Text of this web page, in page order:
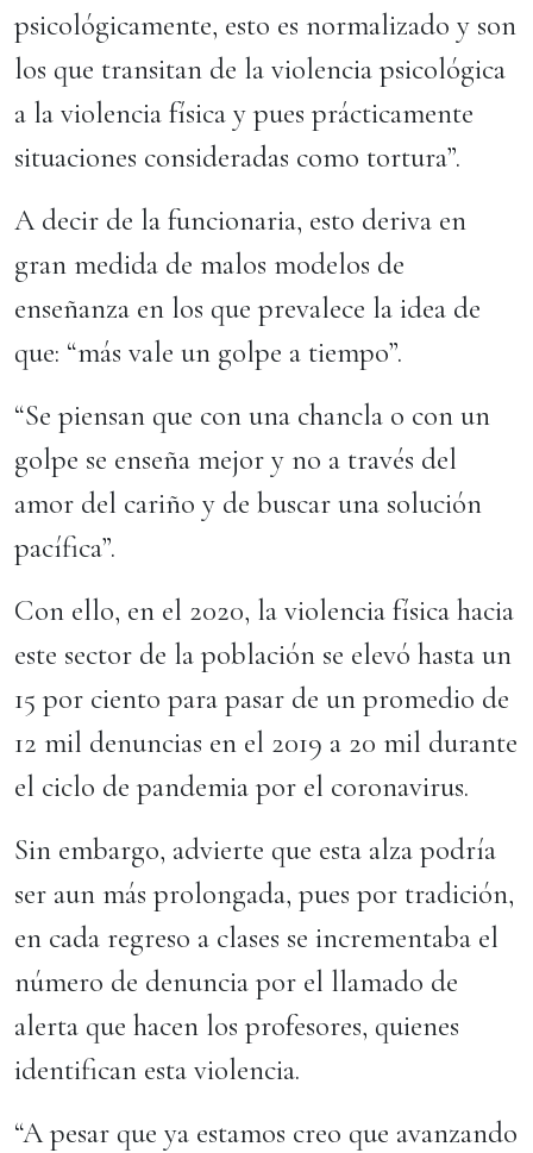
psicológicamente, esto es normalizado y son
los que transitan de la violencia psicológica
a la violencia física y pues prácticamente
situaciones consideradas como tortura”.
A decir de la funcionaria, esto deriva en
gran medida de malos modelos de
enseñanza en los que prevalece la idea de
que: “más vale un golpe a tiempo”.
“Se piensan que con una chancla o con un
golpe se enseña mejor y no a través del
amor del cariño y de buscar una solución
pacífica”.
Con ello, en el 2020, la violencia física hacia
este sector de la población se elevó hasta un
15 por ciento para pasar de un promedio de
12 mil denuncias en el 2019 a 20 mil durante
el ciclo de pandemia por el coronavirus.
Sin embargo, advierte que esta alza podría
ser aun más prolongada, pues por tradición,
en cada regreso a clases se incrementaba el
número de denuncia por el llamado de
alerta que hacen los profesores, quienes
identifican esta violencia.
“A pesar que ya estamos creo que avanzando